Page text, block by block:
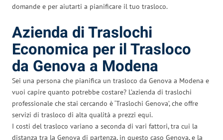
domande e per aiutarti a pianificare il tuo trasloco.
Azienda di Traslochi
Economica per il Trasloco
da Genova a Modena
Sei una persona che pianifica un trasloco da Genova a Modena e
vuoi capire quanto potrebbe costare? L’azienda di traslochi
professionale che stai cercando è ‘Traslochi Genova’, che offre
servizi di trasloco di alta qualità a prezzi equi.
I costi del trasloco variano a seconda di vari fattori, tra cui la
distanza tra la Genova di partenza, in questo caso Genova, e la